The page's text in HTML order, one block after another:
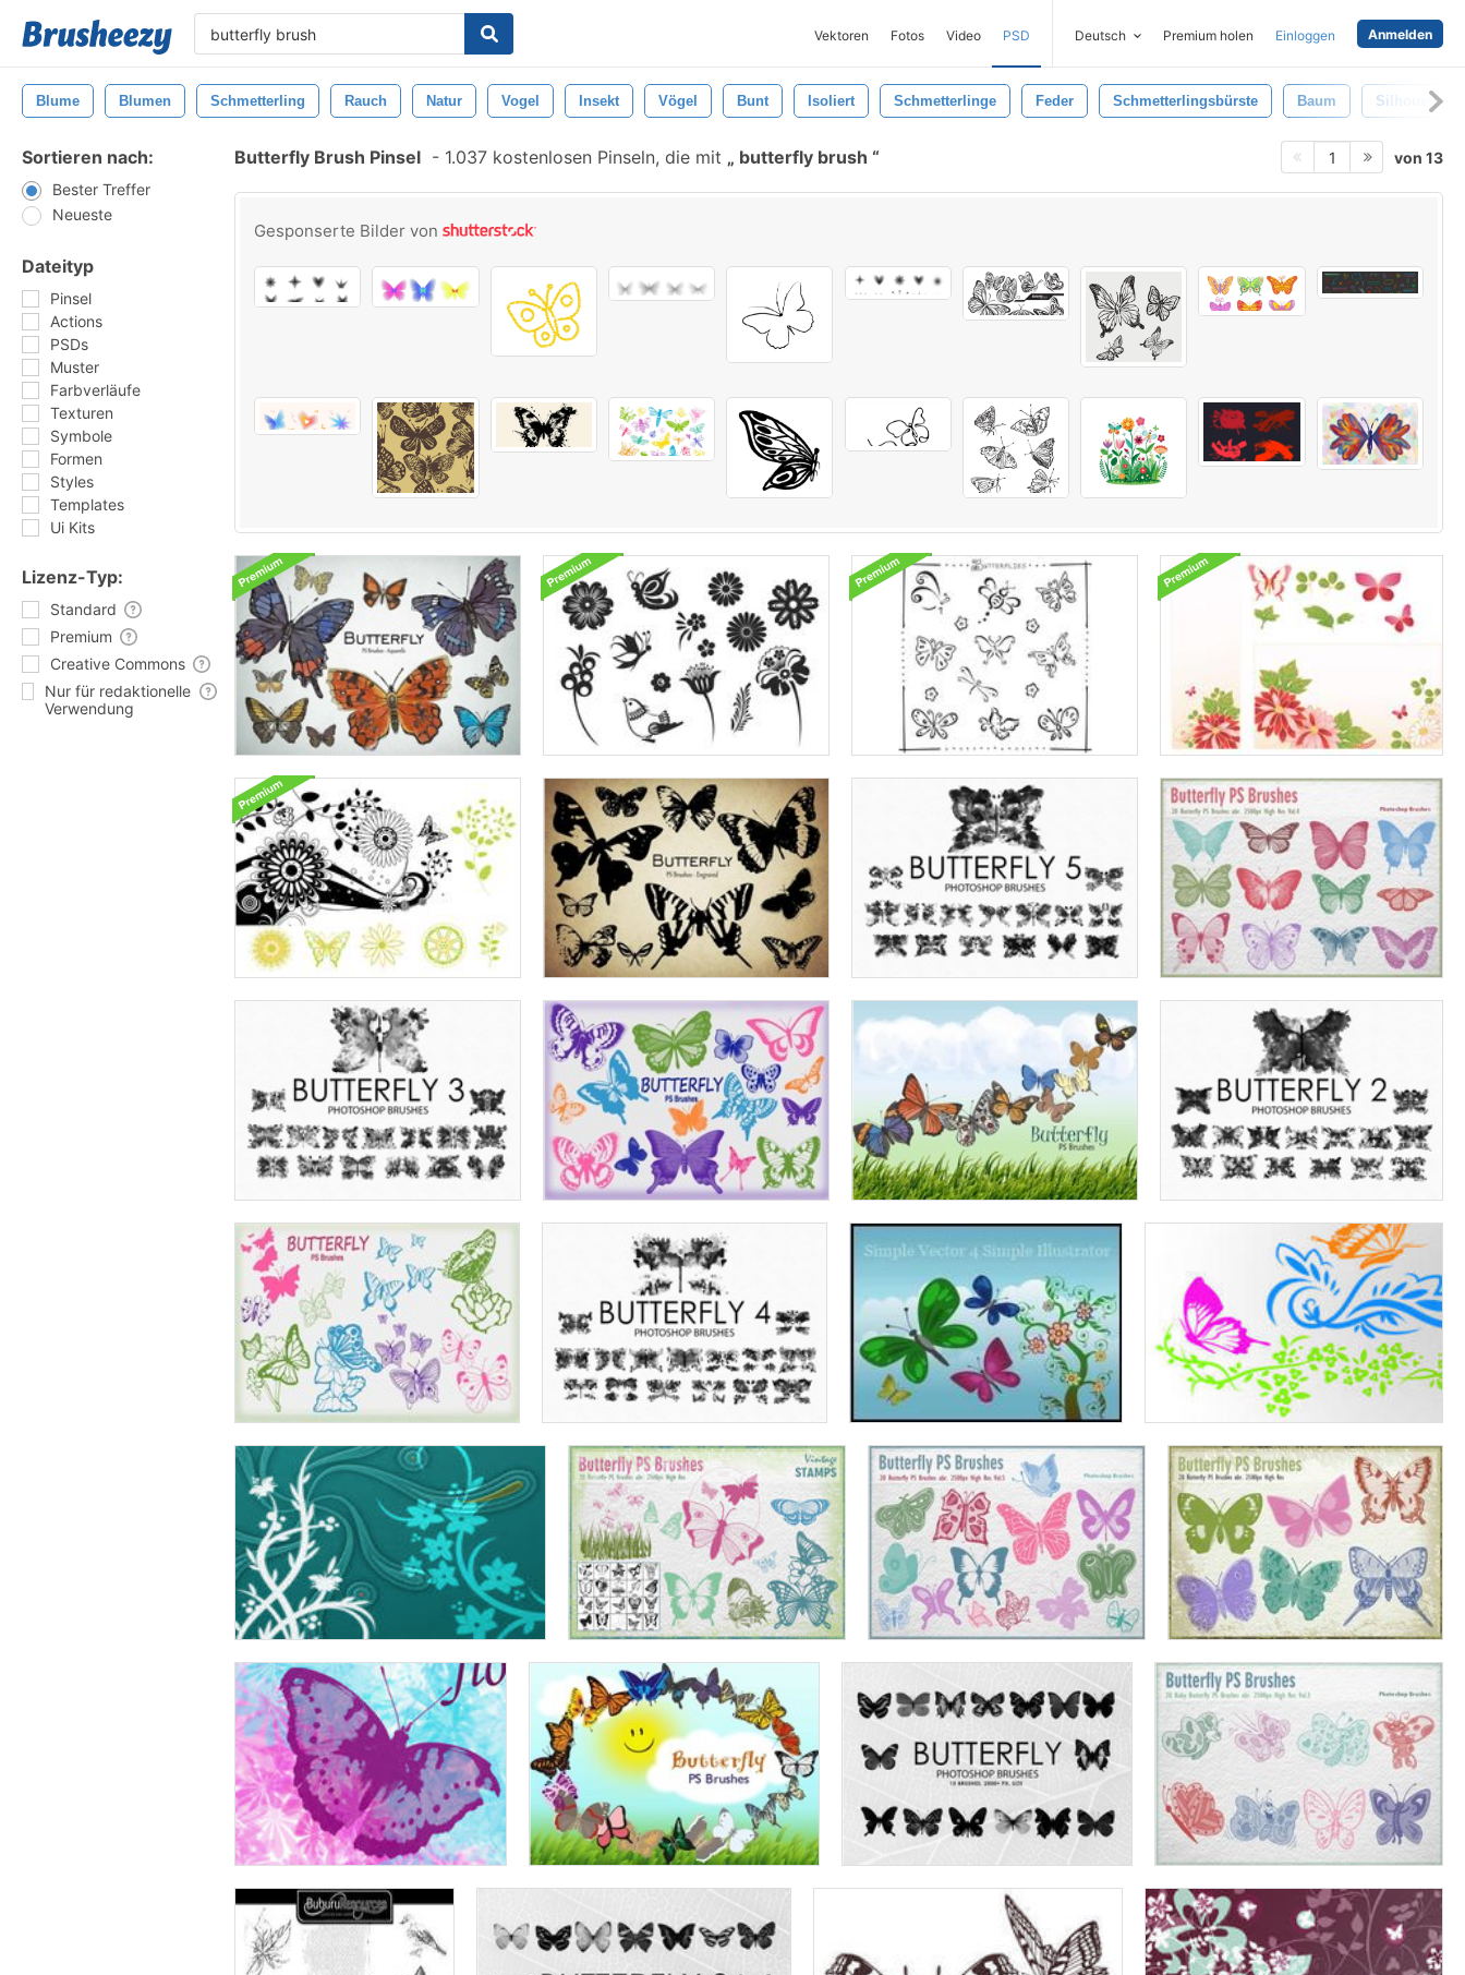
Vektoren Fotos Video PSD Deutsch Premium holen Einloggen Anmelden
Blume Blumen Schmetterling Rauch Natur Vogel Insekt Vögel Bunt Isoliert Schmetterlinge Feder Schmetterlingsbürste Baum Silhouette
Sortieren nach:
Bester Treffer
Neueste
Dateityp
Pinsel
Actions
PSDs
Muster
Farbverläufe
Texturen
Symbole
Formen
Styles
Templates
Ui Kits
Lizenz-Typ:
Standard
Premium
Creative Commons
Nur für redaktionelle
Verwendung
Butterfly Brush Pinsel - 1.037 kostenlosen Pinseln, die mit butterfly brush 1 von 13
Gesponserte Bilder von